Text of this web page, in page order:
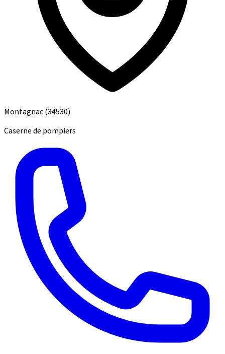
Montagnac(34530)
Caserne de pompiers